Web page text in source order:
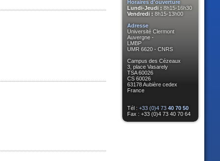
Horaires d'ouverture
Lundi-Jeudi : 8h15-16h30
Vendredi : 8h15-13h00
Adresse
Université Clermont
Auvergne -
LMBP
UMR 6620 - CNRS
Campus des Cézeaux
3, place Vasarely
TSA 60026
CS 60026
63178 Aubière cedex
France
Tél : +33 (0)4 73 40 70 50
Fax : +33 (0)4 73 40 70 64